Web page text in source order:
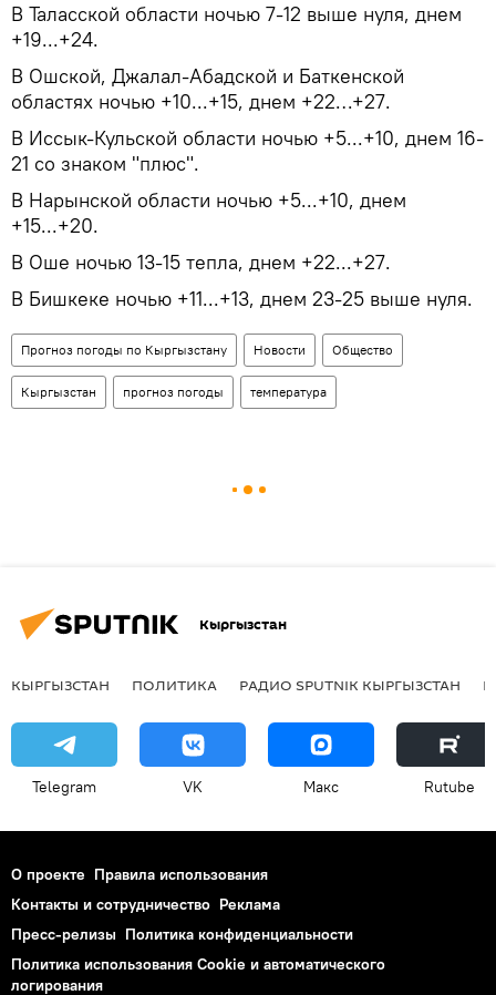
В Таласской области ночью 7-12 выше нуля, днем
+19...+24.
В Ошской, Джалал-Абадской и Баткенской
областях ночью +10...+15, днем +22…+27.
В Иссык-Кульской области ночью +5...+10, днем 16-
21 со знаком "плюс".
В Нарынской области ночью +5...+10, днем
+15...+20.
В Оше ночью 13-15 тепла, днем +22...+27.
В Бишкеке ночью +11...+13, днем 23-25 выше нуля.
Прогноз погоды по Кыргызстану Новости Общество
Кыргызстан прогноз погоды температура
Кыргызстан
КЫРГЫЗСТАН ПОЛИТИКА РАДИО SPUTNIK КЫРГЫЗСТАН
Telegram VK Макс Rutube
О проекте Правила использования
Контакты и сотрудничество Реклама
Пресс-релизы Политика конфиденциальности
Политика использования Cookie и автоматического
логирования